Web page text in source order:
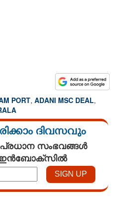
PORT, ADANI MSC DEAL,
ദിവസവും
സംഭവങ്ങൾ
ഇൻബോക്സിൽ